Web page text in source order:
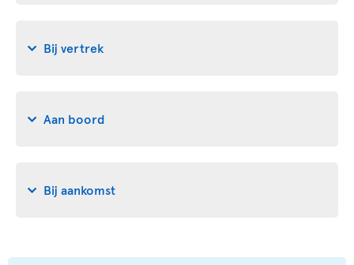
Bij vertrek
Aan boord
Bij aankomst